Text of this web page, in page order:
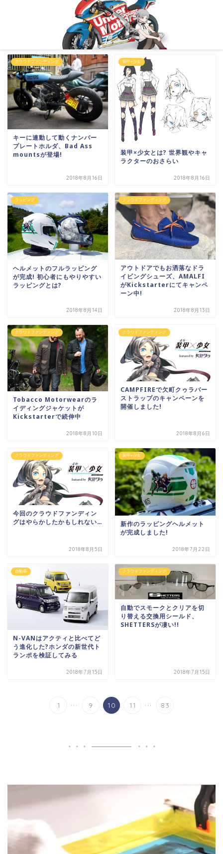
クラウドファンディング
キーに連動して動くナンバー
プレートホルダ、Bad Ass
mountsが登場!
2018年8月16日
装甲×少女
装甲×少女とは? 世界観やキャ
ラクターのおさらい
2018年8月16日
ラッピング
ヘルメットのフルラッピング
が完成! 初心者にもやりやすい
ラッピングとは?
2018年8月14日
クラウドファンディング
アウトドアでもお洒落なドラ
イビングシューズ、AMALFI
がKickstarterにてキャンペ
ーン中!
2018年8月13日
クラウドファンディング
Tobacco Motorwearのラ
イディングジャケットが
Kickstarterで続伸中
2018年8月10日
クラウドファンディング
CAMPFIREで欠町クゥラバー
ストラップのキャンペーンを
開催しました!
2018年8月6日
クラウドファンディング
今回のクラウドファンディン
グはやらかしたかもしれない…
2018年8月5日
装甲×少女
新作のラッピングヘルメット
が完成しました!
2018年7月22日
自動車
N-VANはアクティと比べてど
う進化した?ホンダの新世代ト
ランポを検証してみる
2018年7月15日
クラウドファンディング
自動でスモークとクリアを切
り替える交換用シールド、
SHETTERSが凄い!!
2018年7月15日
1 ... 9 10 11 ... 83